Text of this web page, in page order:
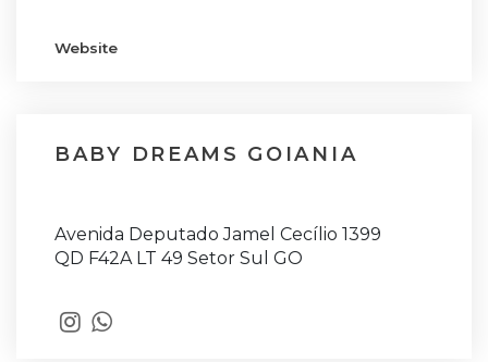
Website
BABY DREAMS GOIANIA
Avenida Deputado Jamel Cecílio 1399
QD F42A LT 49 Setor Sul GO